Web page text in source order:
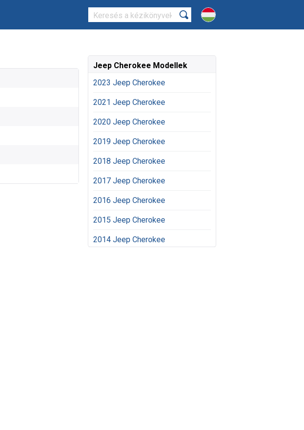
Jeep Cherokee Modellek
2023 Jeep Cherokee
2021 Jeep Cherokee
2020 Jeep Cherokee
2019 Jeep Cherokee
2018 Jeep Cherokee
2017 Jeep Cherokee
2016 Jeep Cherokee
2015 Jeep Cherokee
2014 Jeep Cherokee